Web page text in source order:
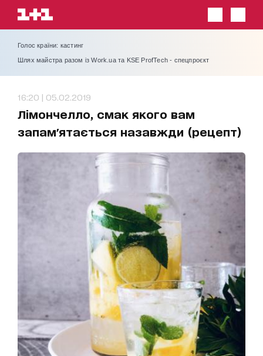
Голос країни: кастинг
Шлях майстра разом із Work.ua та KSE ProfTech - спецпроєкт
16:20 | 05.02.2019
Лімончелло, смак якого вам
запам'ятається назавжди (рецепт)